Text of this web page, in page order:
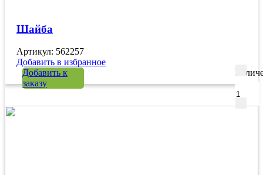
Шайба
Артикул: 562257
Добавить в избранное
Добавить к
заказу